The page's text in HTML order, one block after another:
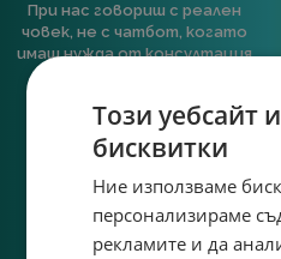
При нас говориш с реален
човек, не с чатбот, когато
имаш нужда от консултация
или справяне с проблем.
Този уебсайт
бисквитки
Ние използваме
персонализираме
рекламите и да